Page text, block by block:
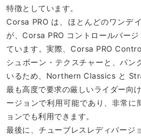
特徴としています。
Corsa PRO は、ほとんどのワンデ
が、Corsa PRO コントロールバー
ています。実際、Corsa PRO
シュボーン・テクスチャーと、パ
いるため、Northern Classics と
最も高度で要求の厳しいライダー
ージョンで利用可能であり、非常
ョンでも利用できます。
最後に、チューブレスレディバージ